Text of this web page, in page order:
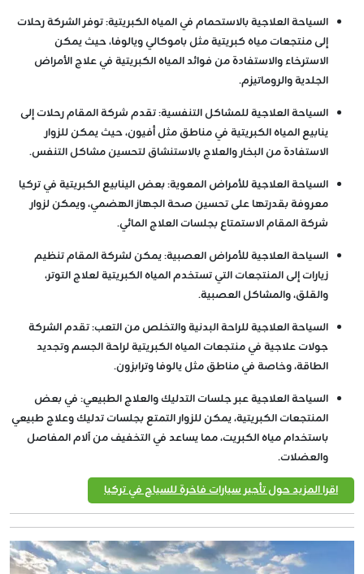
السياحة العلاجية بالاستحمام في المياه الكبريتية: توفر الشركة رحلات
إلى منتجعات مياه كبريتية مثل باموكالي ويالوفا، حيث يمكن
الاسترخاء والاستفادة من فوائد المياه الكبريتية في علاج الأمراض
الجلدية والروماتيزم.
السياحة العلاجية للمشاكل التنفسية: تقدم شركة المقام رحلات إلى
ينابيع المياه الكبريتية في مناطق مثل أفيون، حيث يمكن للزوار
الاستفادة من البخار والعلاج بالاستنشاق لتحسين مشاكل التنفس.
السياحة العلاجية للأمراض المعوية: بعض الينابيع الكبريتية في تركيا
معروفة بقدرتها على تحسين صحة الجهاز الهضمي، ويمكن لزوار
شركة المقام الاستمتاع بجلسات العلاج المائي.
السياحة العلاجية للأمراض العصبية: يمكن لشركة المقام تنظيم
زيارات إلى المنتجعات التي تستخدم المياه الكبريتية لعلاج التوتر،
والقلق، والمشاكل العصبية.
السياحة العلاجية للراحة البدنية والتخلص من التعب: تقدم الشركة
جولات علاجية في منتجعات المياه الكبريتية لراحة الجسم وتجديد
الطاقة، وخاصة في مناطق مثل يالوفا وترابزون.
السياحة العلاجية عبر جلسات التدليك والعلاج الطبيعي: في بعض
المنتجعات الكبريتية، يمكن للزوار التمتع بجلسات تدليك وعلاج طبيعي
باستخدام مياه الكبريت، مما يساعد في التخفيف من آلام المفاصل
والعضلات.
اقرا المزيد حول تأجير سيارات فاخرة للسياح في تركيا